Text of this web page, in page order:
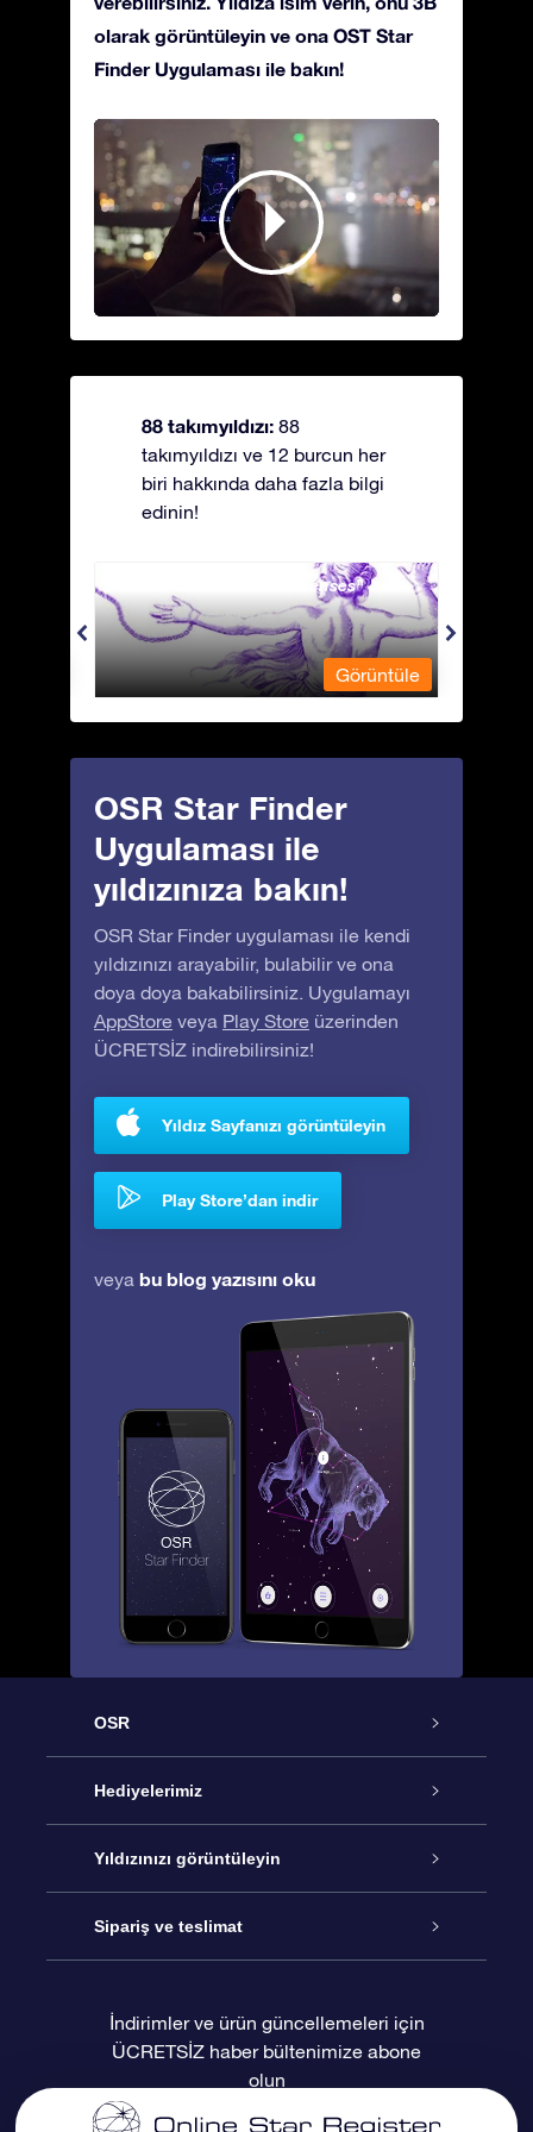
olarak görüntüleyin ve ona OST Star
Finder Uygulaması ile bakın!
88 takımyıldızı: 88
takımyıldızı ve 12 burcun her
biri hakkında daha fazla bilgi
edinin!
Andromeda - Zincirli Prenses
Görüntüle
OSR Star Finder
Uygulaması ile
yıldızınıza bakın!
OSR Star Finder uygulaması ile kendi
yıldızınızı arayabilir, bulabilir ve ona
doya doya bakabilirsiniz. Uygulamayı
AppStore veya Play Store üzerinden
ÜCRETSİZ indirebilirsiniz!
Yıldız Sayfanızı görüntüleyin
Play Store’dan indir
veya bu blog yazısını oku
OSR
Hizmet
İletişim
Blogu
Değerlendirmeler
Hediyelerimiz
Çevrimiçi Yıldız Hediyesi
OSR Hediye Paketi
OSR Hediye Kartı
Kurumsal hediyeler
Yıldızınızı görüntüleyin
Star Register
Kişiselleştirilmiş Yıldız Sayfası
Bir Milyon Yıldız
Sipariş ve teslimat
Ödeme bilgileri
Sevkiyat bilgileri
İndirimler ve ürün güncellemeleri için
ÜCRETSİZ haber bültenimize abone
olun